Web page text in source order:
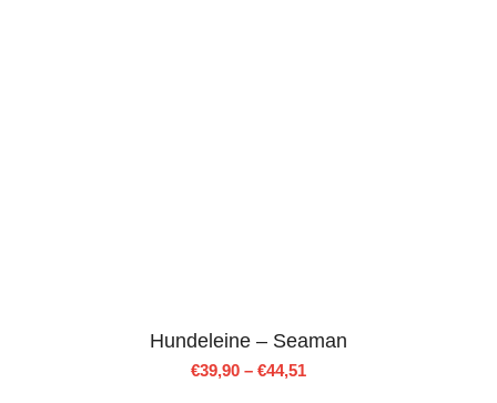
Hundeleine – Seaman
€39,90– €44,51